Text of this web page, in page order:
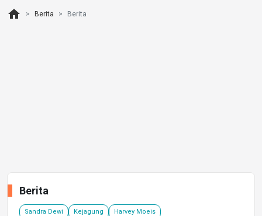
home Berita Berita
Berita
Sandra Dewi Kejagung Harvey Moeis